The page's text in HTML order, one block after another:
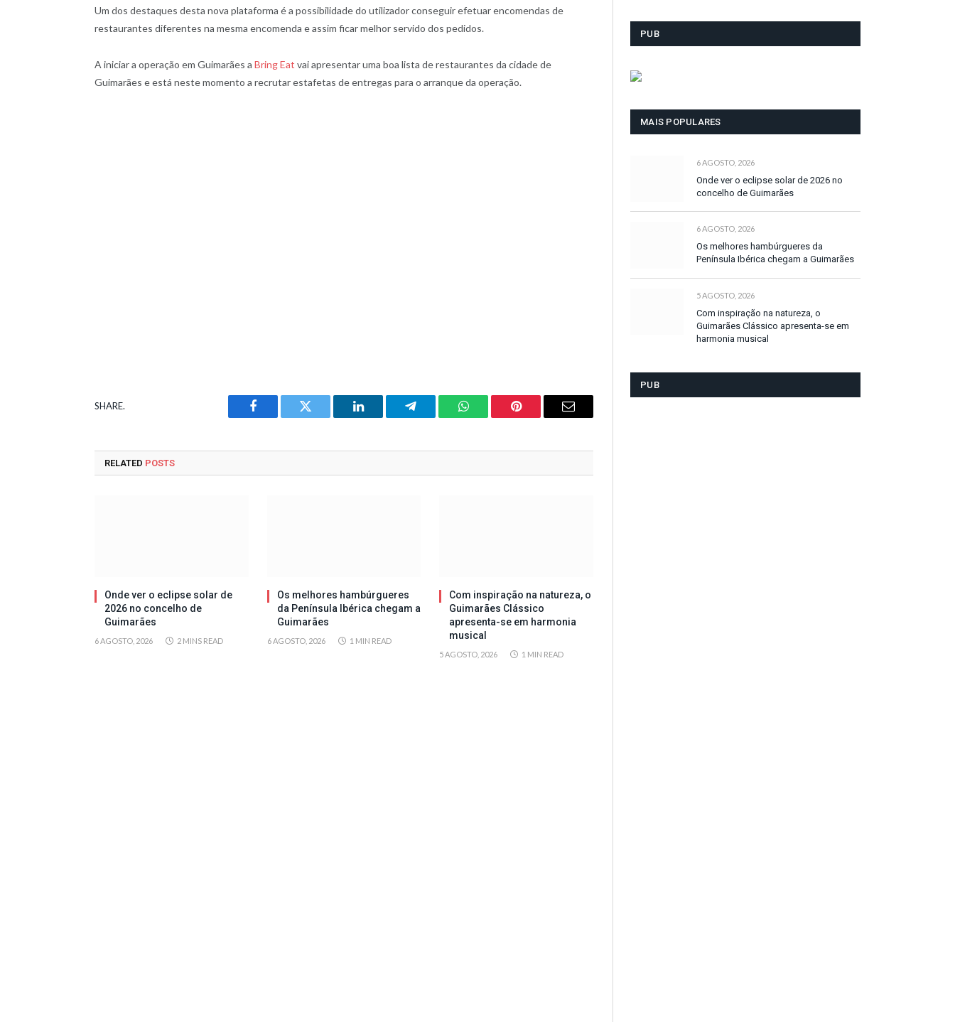
Um dos destaques desta nova plataforma é a possibilidade do utilizador conseguir efetuar encomendas de
restaurantes diferentes na mesma encomenda e assim ficar melhor servido dos pedidos.
A iniciar a operação em Guimarães a Bring Eat vai apresentar uma boa lista de restaurantes da cidade de
Guimarães e está neste momento a recrutar estafetas de entregas para o arranque da operação.
SHARE.
Facebook Twitter LinkedIn Telegram WhatsAppPinterest Email
RELATED POSTS
Onde ver o eclipse solar de
2026 no concelho de
Guimarães
6 AGOSTO, 2026 2 MINS READ
Os melhores hambúrgueres
da Península Ibérica chegam a
Guimarães
6 AGOSTO, 2026 1 MIN READ
Com inspiração na natureza, o
Guimarães Clássico
apresenta-se em harmonia
musical
5 AGOSTO, 2026 1 MIN READ
PUB
MAIS POPULARES
6 AGOSTO, 2026
Onde ver o eclipse solar de 2026 no
concelho de Guimarães
6 AGOSTO, 2026
Os melhores hambúrgueres da
Península Ibérica chegam a Guimarães
5 AGOSTO, 2026
Com inspiração na natureza, o
Guimarães Clássico apresenta-se em
harmonia musical
PUB